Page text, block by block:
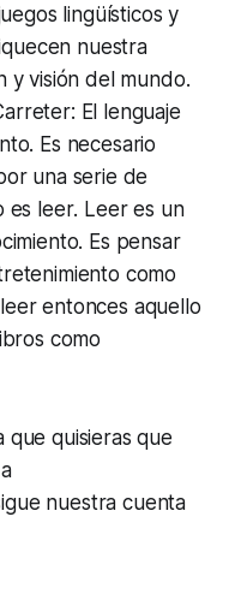
lingüísticos y
nuestra
y visión del mundo.
El lenguaje
. Es necesario
una serie de
es leer. Leer es un
Es pensar
como
entonces aquello
como
que quisieras que
nuestra cuenta